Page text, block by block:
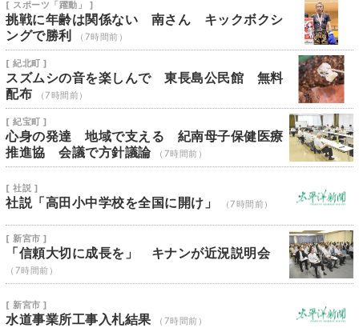
[ スポーツ「躍動」 ]
挑戦に年齢は関係ない 南さん キックボクシ
ングで勝利
（7時間前）
[ 紀北町 ]
スズムシの音を楽しんで 東長島公民館 無料
配布
（7時間前）
[ 紀宝町 ]
心身の発達 地域で支える 紀南母子保健医療
推進協 会議で方針議論
（7時間前）
[ 社説 ]
社説「高田小中学校を全国に開け」 （7時間前）
[ 新宮市 ]
「信頼大切に成長を」 キナンが近況説明会
（7時間前）
[ 新宮市 ]
水道事業所工事入札結果 （7時間前）